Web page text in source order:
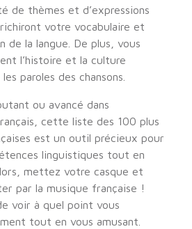
de thèmes et d’expressions
votre vocabulaire et
de la langue. De plus, vous
l’histoire et la culture
paroles des chansons.
ou avancé dans
cette liste des 100 plus
est un outil précieux pour
linguistiques tout en
mettez votre casque et
par la musique française !
voir à quel point vous
tout en vous amusant.